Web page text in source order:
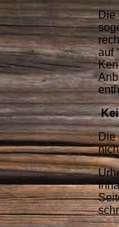
Die
auf
Die